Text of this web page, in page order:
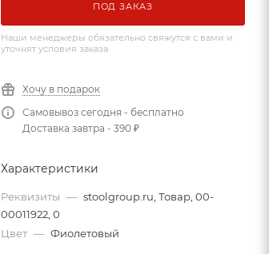
ПОД ЗАКАЗ
Наши менеджеры обязательно свяжутся с вами и
уточнят условия заказа
Хочу в подарок
Самовывоз сегодня - бесплатно
Доставка завтра - 390 ₽
Характеристики
Реквизиты — stoolgroup.ru, Товар, 00-
00011922, 0
Цвет — Фиолетовый